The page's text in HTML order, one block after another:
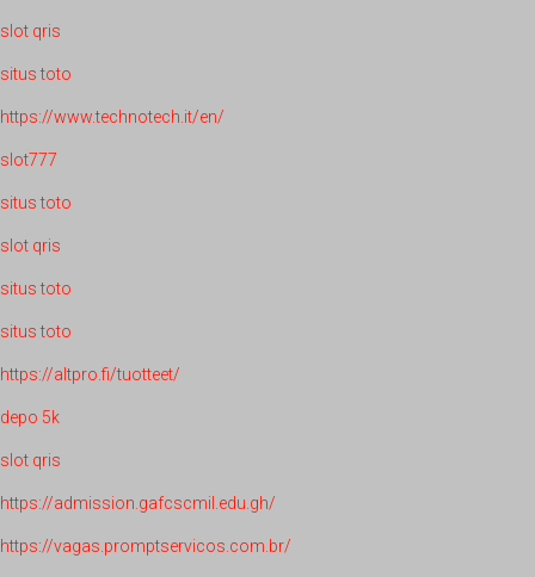
slot qris
situs toto
https://www.technotech.it/en/
slot777
situs toto
slot qris
situs toto
situs toto
https://altpro.fi/tuotteet/
depo 5k
slot qris
https://admission.gafcscmil.edu.gh/
https://vagas.promptservicos.com.br/